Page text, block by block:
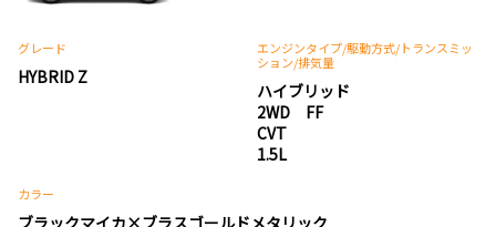
グレード
HYBRID Z
エンジンタイプ/駆動方式/トランスミッ
ション/排気量
ハイブリッド
2WD FF
CVT
1.5L
カラー